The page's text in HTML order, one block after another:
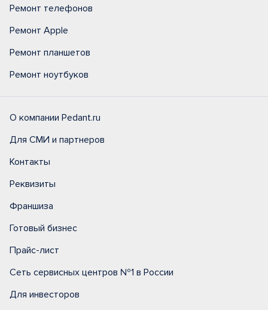
Ремонт телефонов
Ремонт Apple
Ремонт планшетов
Ремонт ноутбуков
О компании Pedant.ru
Для СМИ и партнеров
Контакты
Реквизиты
Франшиза
Готовый бизнес
Прайс-лист
Сеть сервисных центров №1 в России
Для инвесторов